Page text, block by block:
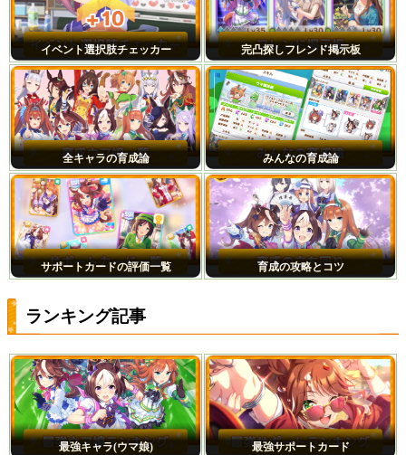
イベント選択肢チェッカー 完凸探しフレンド掲示板
全キャラの育成論 みんなの育成論
サポートカードの評価一覧 育成の攻略とコツ
ランキング記事
最強キャラ(ウマ娘) 最強サポートカード